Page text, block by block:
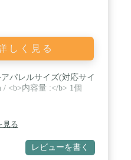
すので、幅広い方々に
と背中を自然と意識で
も痛くなりづらい！締
整③メッシュ素材で蒸れ
展開⑤メーカー保証、
ーサービスも充実して
しく見る
パレルサイズ(対応サイ
/ <b>内容量 :</b> 1個
見る
レビューを書く